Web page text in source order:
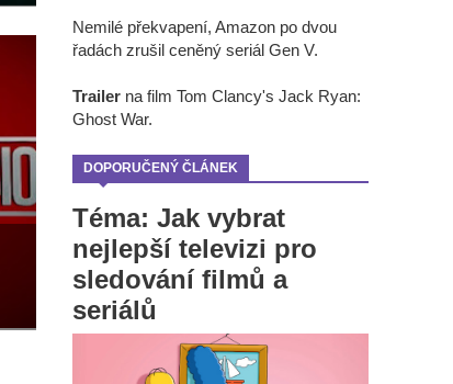
Nemilé překvapení, Amazon po dvou
řadách zrušil ceněný seriál Gen V.
Trailer na film Tom Clancy's Jack Ryan:
Ghost War.
DOPORUČENÝ ČLÁNEK
Téma: Jak vybrat
nejlepší televizi pro
sledování filmů a
seriálů